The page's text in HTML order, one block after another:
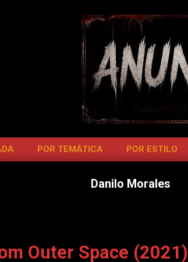
POR TEMÁTICA POR ESTILO
Danilo Morales
Outer Space (2021)